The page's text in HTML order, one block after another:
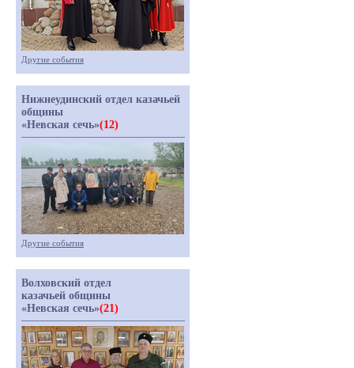
Другие события
Нижнеудинский отдел казачьей
общины
«Невская сечь»(12)
Другие события
Волховский отдел
казачьей общины
«Невская сечь»(21)